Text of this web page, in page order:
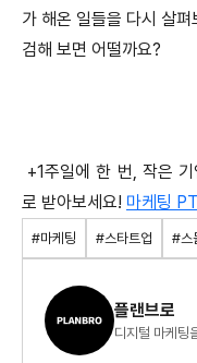
가 해온 일들을 다시 살
검해 보면 어떨까요?
+1주일에 한 번, 작은
로 받아보세요! 마케팅
#마케팅 #스타트업 #스
플랜브로
디지털 마케팅